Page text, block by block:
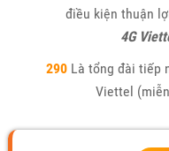
điều kiện thuận
4G
290Là tổng đài tiếp
Viettel